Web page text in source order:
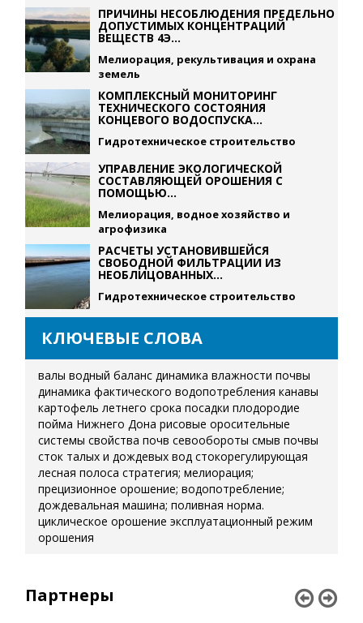
ПРИЧИНЫ НЕСОБЛЮДЕНИЯ ПРЕДЕЛЬНО
ДОПУСТИМЫХ КОНЦЕНТРАЦИЙ
ВЕЩЕСТВ 4Э...
Мелиорация, рекультивация и охрана
земель
КОМПЛЕКСНЫЙ МОНИТОРИНГ
ТЕХНИЧЕСКОГО СОСТОЯНИЯ
КОНЦЕВОГО ВОДОСПУСКА...
Гидротехническое строительство
УПРАВЛЕНИЕ ЭКОЛОГИЧЕСКОЙ
СОСТАВЛЯЮЩЕЙ ОРОШЕНИЯ С
ПОМОЩЬЮ...
Мелиорация, водное хозяйство и
агрофизика
РАСЧЕТЫ УСТАНОВИВШЕЙСЯ
СВОБОДНОЙ ФИЛЬТРАЦИИ ИЗ
НЕОБЛИЦОВАННЫХ...
Гидротехническое строительство
КЛЮЧЕВЫЕ СЛОВА
валы водный баланс динамика влажности почвы
динамика фактического водопотребления канавы
картофель летнего срока посадки плодородие
пойма Нижнего Дона рисовые оросительные
системы свойства почв севообороты смыв почвы
сток талых и дождевых вод стокорегулирующая
лесная полоса стратегия; мелиорация;
прецизионное орошение; водопотребление;
дождевальная машина; поливная норма.
циклическое орошение эксплуатационный режим
орошения
Партнеры